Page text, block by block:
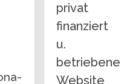
privat
finanziert
u.
betriebene
Website